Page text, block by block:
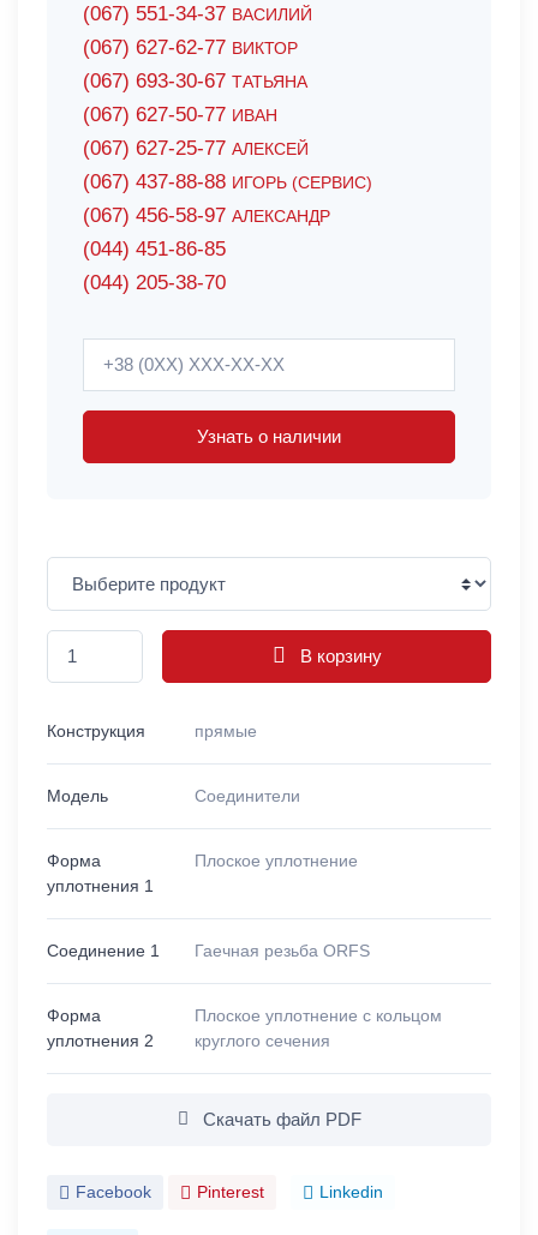
(067) 551-34-37 ВАСИЛИЙ
(067) 627-62-77 ВИКТОР
(067) 693-30-67 ТАТЬЯНА
(067) 627-50-77 ИВАН
(067) 627-25-77 АЛЕКСЕЙ
(067) 437-88-88 ИГОРЬ (СЕРВИС)
(067) 456-58-97 АЛЕКСАНДР
(044) 451-86-85
(044) 205-38-70
Узнать о наличии
В корзину
Конструкция прямые
Модель Соединители
Форма
уплотнения 1
Плоское уплотнение
Соединение 1 Гаечная резьба ORFS
Форма
уплотнения 2
Плоское уплотнение с кольцом
круглого сечения
Скачать файл PDF
Facebook Pinterest Linkedin